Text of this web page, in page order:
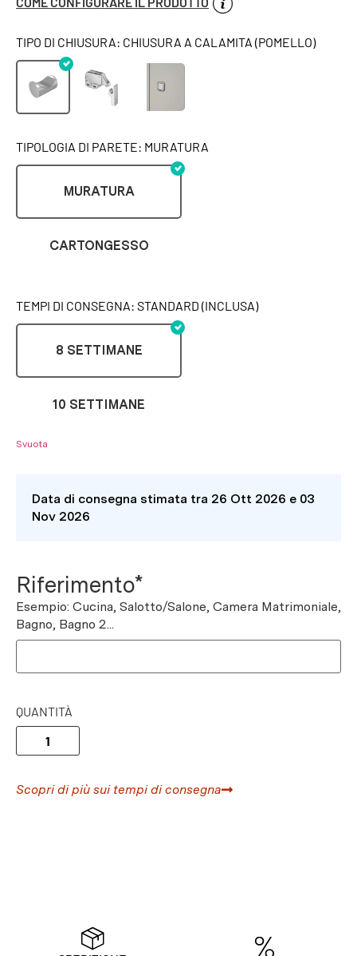
TIPO DI CHIUSURA: CHIUSURA A CALAMITA (POMELLO)
TIPOLOGIA DI PARETE: MURATURA
MURATURA
CARTONGESSO
TEMPI DI CONSEGNA: STANDARD (INCLUSA)
8 SETTIMANE
10 SETTIMANE
Svuota
Data di consegna stimata tra 26 Ott 2026 e 03
Nov 2026
Riferimento*
Esempio: Cucina, Salotto/Salone, Camera Matrimoniale,
Bagno, Bagno 2...
QUANTITÀ
Scopri di più sui tempi di consegna